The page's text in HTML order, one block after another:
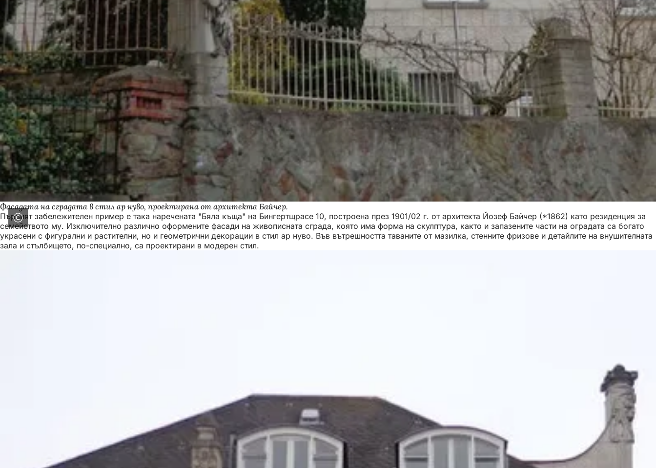
Фасадата на сградата в стил ар нуво, проектирана от архитекта Байчер.
Първият забележителен пример е така наречената "Бяла къща" на Бингертщрасе 10, построена през 1901/02 г. от архитекта Йозеф Байчер (*1862) като резиденция за
семейството му. Изключително различно оформените фасади на живописната сграда, която има форма на скулптура, както и запазените части на оградата са богато
украсени с фигурални и растителни, но и геометрични декорации в стил ар нуво. Във вътрешността таваните от мазилка, стенните фризове и детайлите на внушителната
зала и стълбището, по-специално, са проектирани в модерен стил.